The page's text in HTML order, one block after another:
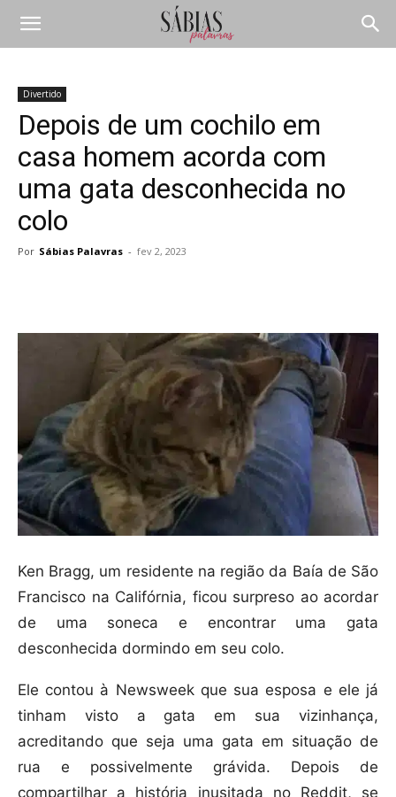
Divertido
Depois de um cochilo em
casa homem acorda com
uma gata desconhecida no
colo
Por Sábias Palavras - fev 2, 2023
Ken Bragg, um residente na região da Baía de São
Francisco na Califórnia, ficou surpreso ao acordar
de uma soneca e encontrar uma gata
desconhecida dormindo em seu colo.
Ele contou à Newsweek que sua esposa e ele já
tinham visto a gata em sua vizinhança,
acreditando que seja uma gata em situação de
rua e possivelmente grávida. Depois de
compartilhar a história inusitada no Reddit, se